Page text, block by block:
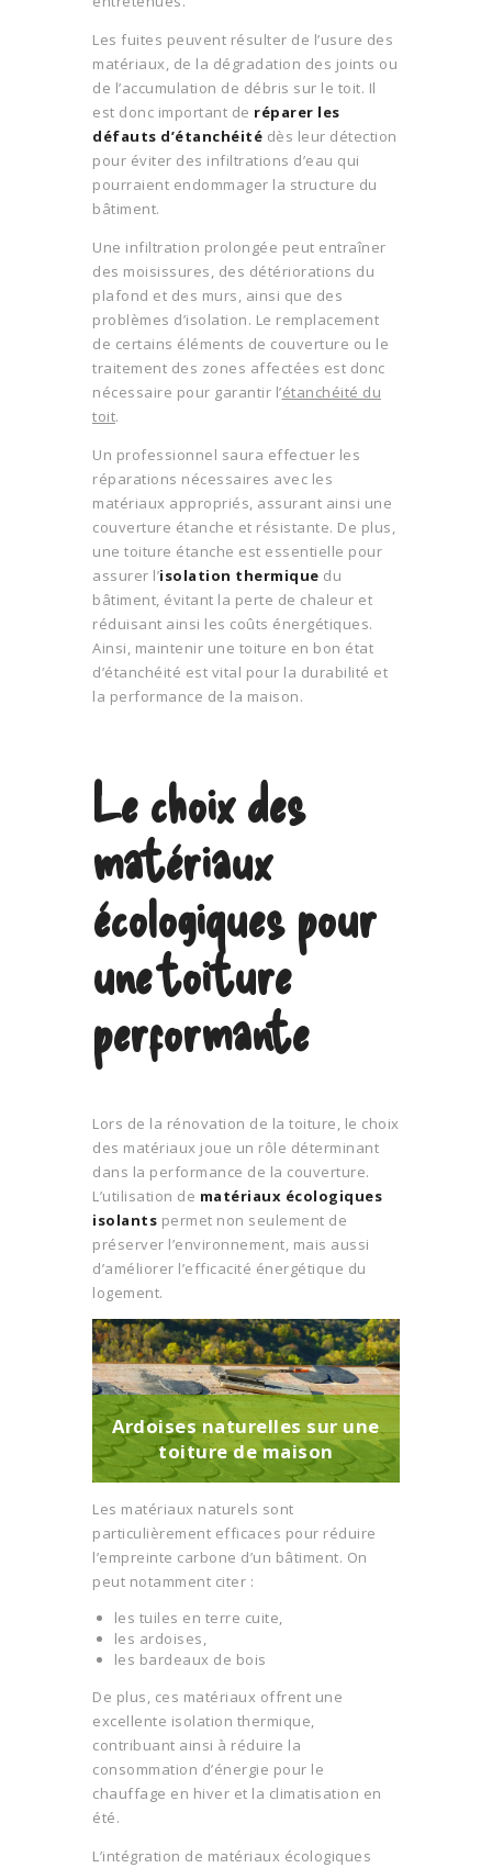
Les fuites peuvent résulter de l’usure des
matériaux, de la dégradation des joints ou
de l’accumulation de débris sur le toit. Il
est donc important de réparer les
défauts d’étanchéité dès leur détection
pour éviter des infiltrations d’eau qui
pourraient endommager la structure du
bâtiment.
Une infiltration prolongée peut entraîner
des moisissures, des détériorations du
plafond et des murs, ainsi que des
problèmes d’isolation. Le remplacement
de certains éléments de couverture ou le
traitement des zones affectées est donc
nécessaire pour garantir l’étanchéité du
toit.
Un professionnel saura effectuer les
réparations nécessaires avec les
matériaux appropriés, assurant ainsi une
couverture étanche et résistante. De plus,
une toiture étanche est essentielle pour
assurer l’isolation thermique du
bâtiment, évitant la perte de chaleur et
réduisant ainsi les coûts énergétiques.
Ainsi, maintenir une toiture en bon état
d’étanchéité est vital pour la durabilité et
la performance de la maison.
Le choix des
matériaux
écologiques pour
une toiture
performante
Lors de la rénovation de la toiture, le choix
des matériaux joue un rôle déterminant
dans la performance de la couverture.
L’utilisation de matériaux écologiques
isolants permet non seulement de
préserver l’environnement, mais aussi
d’améliorer l’efficacité énergétique du
logement.
Ardoises naturelles sur une
toiture de maison
Les matériaux naturels sont
particulièrement efficaces pour réduire
l’empreinte carbone d’un bâtiment. On
peut notamment citer :
les tuiles en terre cuite,
les ardoises,
les bardeaux de bois
De plus, ces matériaux offrent une
excellente isolation thermique,
contribuant ainsi à réduire la
consommation d’énergie pour le
chauffage en hiver et la climatisation en
été.
L’intégration de matériaux écologiques